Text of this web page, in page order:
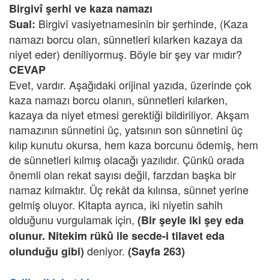
Birgivî şerhi ve kaza namazı
Sual: Birgivî vasiyetnamesinin bir şerhinde, (Kaza
namazı borcu olan, sünnetleri kılarken kazaya da
niyet eder) deniliyormuş. Böyle bir şey var mıdır?
CEVAP
Evet, vardır. Aşağıdaki orijinal yazıda, üzerinde çok
kaza namazı borcu olanın, sünnetleri kılarken,
kazaya da niyet etmesi gerektiği bildiriliyor. Akşam
namazının sünnetini üç, yatsının son sünnetini üç
kılıp kunutu okursa, hem kaza borcunu ödemiş, hem
de sünnetleri kılmış olacağı yazılıdır. Çünkü orada
önemli olan rekat sayısı değil, farzdan başka bir
namaz kılmaktır. Üç rekât da kılınsa, sünnet yerine
gelmiş oluyor. Kitapta ayrıca, iki niyetin sahih
olduğunu vurgulamak için, (Bir şeyle iki şey eda
olunur. Nitekim rükû ile secde-i tilavet eda
olunduğu gibi) deniyor. (Sayfa 263)